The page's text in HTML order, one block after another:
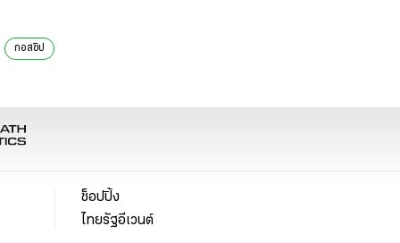
กอสซิป
ช็อปปิ้ง
ไทยรัฐอีเวนต์